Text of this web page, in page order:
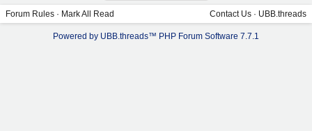
Forum Rules · Mark All Read Contact Us · UBB.threads
Powered by UBB.threads™ PHP Forum Software 7.7.1